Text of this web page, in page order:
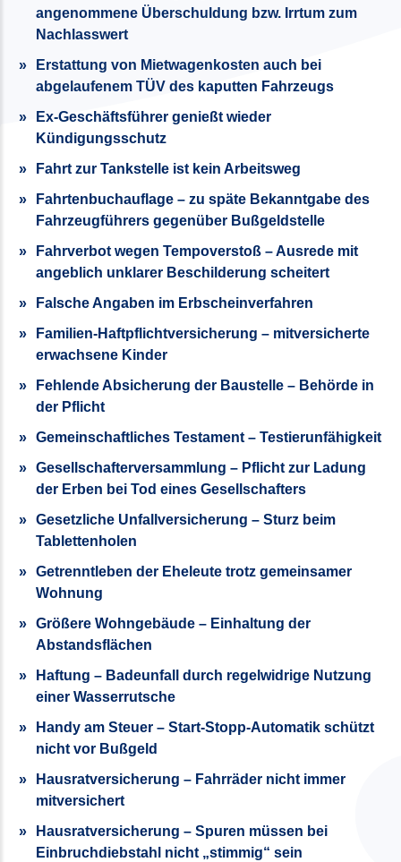
angenommene Überschuldung bzw. Irrtum zum
Nachlasswert
Erstattung von Mietwagenkosten auch bei
abgelaufenem TÜV des kaputten Fahrzeugs
Ex-Geschäfts­führer genießt wieder
Kündigungsschutz
Fahrt zur Tankstelle ist kein Arbeitsweg
Fahrtenbuchauflage – zu späte Bekanntgabe des
Fahrzeugführers gegenüber Bußgeldstelle
Fahrverbot wegen Tempoverstoß – Ausrede mit
angeblich unklarer Beschilderung scheitert
Falsche Angaben im Erbscheinverfahren
Familien-Haftpflichtversicherung – mitversicherte
erwachsene Kinder
Fehlende Absicherung der Baustelle – Behörde in
der Pflicht
Gemeinschaftliches Testament – Testierunfähigkeit
Gesellschafterversammlung – Pflicht zur Ladung
der Erben bei Tod eines Gesellschafters
Gesetzliche Unfallversicherung – Sturz beim
Tablettenholen
Getrenntleben der Eheleute trotz gemeinsamer
Wohnung
Größere Wohngebäude – Einhaltung der
Abstandsflächen
Haftung – Badeunfall durch regelwidrige Nutzung
einer Wasserrutsche
Handy am Steuer – Start-Stopp-Automatik schützt
nicht vor Bußgeld
Hausratversicherung – Fahrräder nicht immer
mitversichert
Hausratversicherung – Spuren müssen bei
Einbruchdiebstahl nicht „stimmig“ sein